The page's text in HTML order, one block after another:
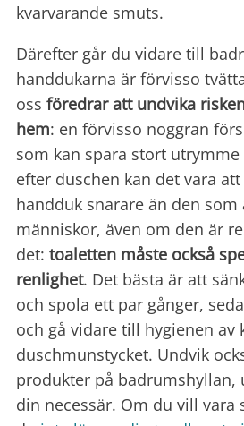
kvarvarande smuts.
Därefter går du vidare till
handdukarna är förvisso
oss föredrar att undvika
hem: en förvisso noggran
som kan spara stort utrymme
efter duschen kan det vara
handduk snarare än den som
människor, även om den är
det: toaletten måste också
renlighet. Det bästa är att
och spola ett par gånger,
och gå vidare till hygienen av
duschmunstycket. Undvik
produkter på badrumshyllan,
din necessär. Om du vill vara